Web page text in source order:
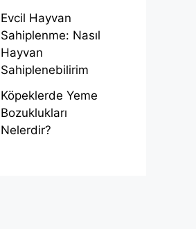
Evcil Hayvan
Sahiplenme: Nasıl
Hayvan
Sahiplenebilirim
Köpeklerde Yeme
Bozuklukları
Nelerdir?